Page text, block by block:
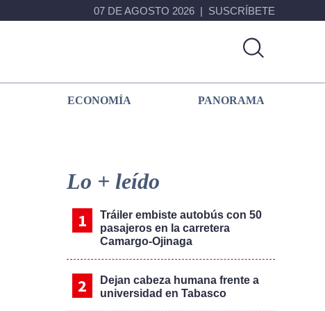
07 DE AGOSTO 2026 SUSCRÍBETE
ECONOMÍA PANORAMA
Sidebar
Lo + leído
Tráiler embiste autobús con 50
pasajeros en la carretera
Camargo-Ojinaga
Dejan cabeza humana frente a
universidad en Tabasco